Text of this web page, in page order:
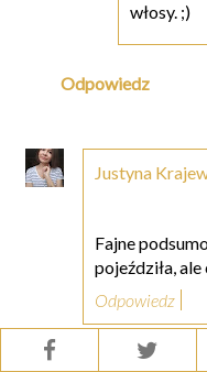
włosy. ;)
Odpowiedz
Justyna
Fajne
pojeździła,
Odpowiedz
Odpowiedzi